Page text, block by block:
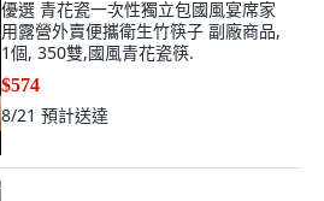
優選 青花瓷一次性獨立包國風宴席家
用露營外賣便攜衛生竹筷子 副廠商品,
1個, 350雙,國風青花瓷筷.
$574
8/21 預計送達